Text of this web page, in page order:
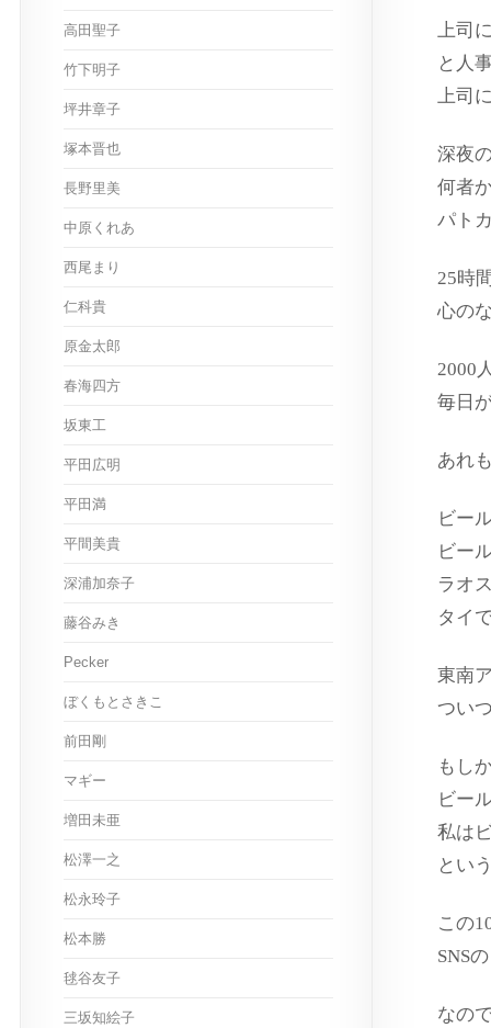
上司
と人
上司
深夜
何者
パト
25時
心の
2000
毎日
あれ
ビー
ビー
ラオ
タイ
東南
つい
もし
ビー
私は
とい
この
SNS
なの
高田聖子
竹下明子
坪井章子
塚本晋也
長野里美
中原くれあ
西尾まり
仁科貴
原金太郎
春海四方
坂東工
平田広明
平田満
平間美貴
深浦加奈子
藤谷みき
Pecker
ぼくもとさきこ
前田剛
マギー
増田未亜
松澤一之
松永玲子
松本勝
毬谷友子
三坂知絵子